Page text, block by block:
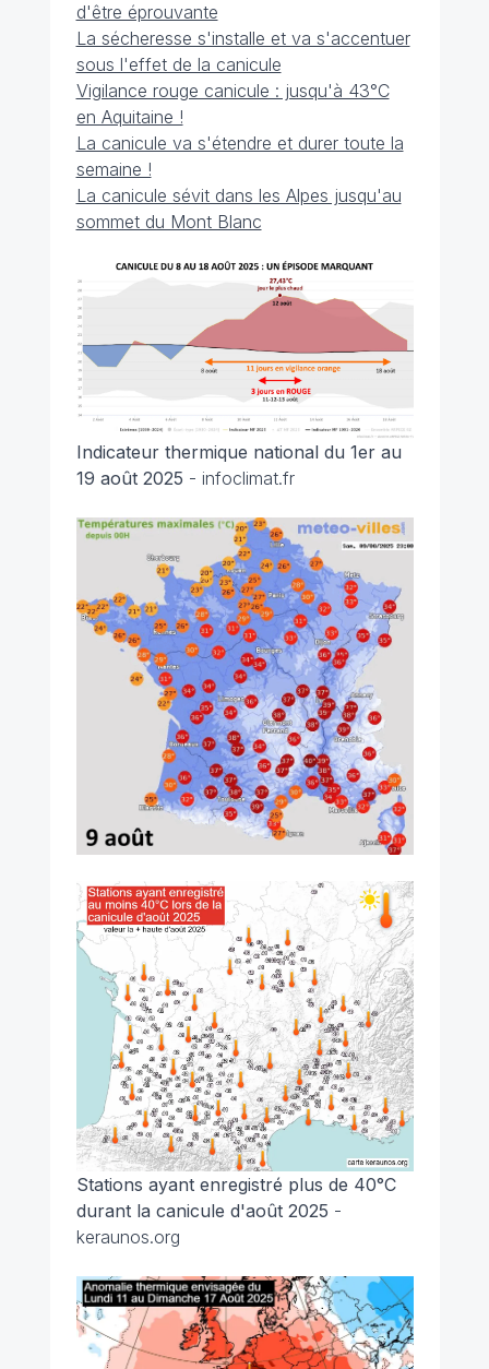
d'être éprouvante
La sécheresse s'installe et va s'accentuer
sous l'effet de la canicule
Vigilance rouge canicule : jusqu'à 43°C
en Aquitaine !
La canicule va s'étendre et durer toute la
semaine !
La canicule sévit dans les Alpes jusqu'au
sommet du Mont Blanc
Indicateur thermique national du 1er au
19 août 2025 - infoclimat.fr
Stations ayant enregistré plus de 40°C
durant la canicule d'août 2025 -
keraunos.org